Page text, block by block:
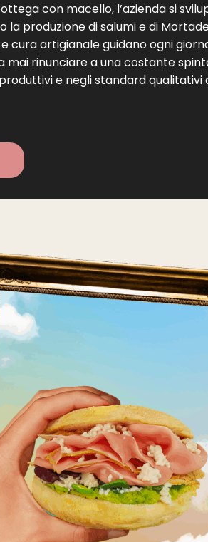
con macello, l’azienda si
la produzione di salumi e di
cura artigianale guidano ogni
mai rinunciare a una costante
e negli standard qualitativi